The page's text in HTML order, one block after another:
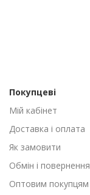
Покупцеві
Мій кабінет
Доставка і оплата
Як замовити
Обмін і повернення
Оптовим покупцям